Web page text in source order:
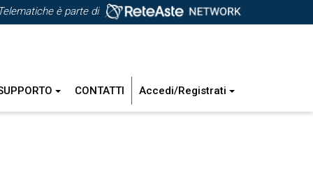
è parte di
CONTATTI Accedi/Registrati